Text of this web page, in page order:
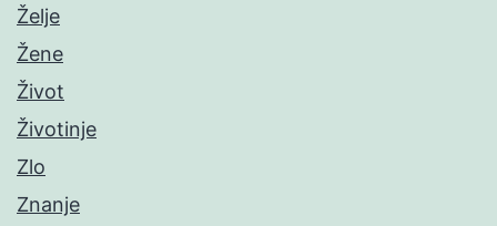
Želje
Žene
Život
Životinje
Zlo
Znanje